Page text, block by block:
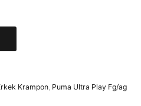
Krampon, Puma Ultra Play Fg/ag